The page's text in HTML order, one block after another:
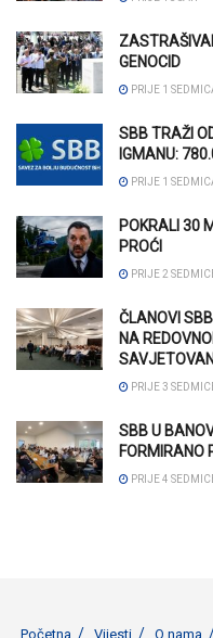
GENOCID
PRIJE 1
SBB TRAŽI
IGMANU:
PRIJE 1
POKRALI 30
PROĆI
PRIJE 2
ČLANOVI
NA
PRIJE 3
SBB U
FORMIRANO
PRIJE 4
Početna Vijesti O nama